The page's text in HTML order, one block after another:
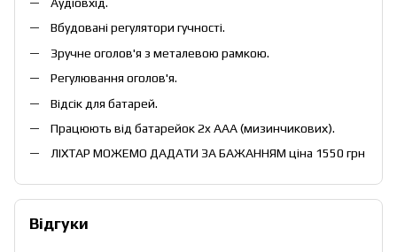
Вбудовані регулятори гучності.
Зручне оголов'я з металевою рамкою.
Регулювання оголов'я.
Відсік для батарей.
Працюють від батарейок 2x AAA (мизинчикових).
ЛІХТАР МОЖЕМО ДАДАТИ ЗА БАЖАННЯМ ціна 1550 грн
Відгуки